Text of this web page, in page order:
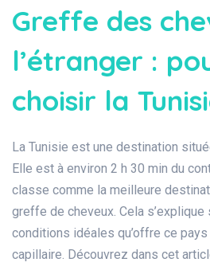
Greffe des
l’étranger :
choisir la
La Tunisie est une destination
Elle est à environ 2 h 30 min du
classe comme la meilleure
greffe de cheveux. Cela s’explique
conditions idéales qu’offre ce
capillaire. Découvrez dans cet